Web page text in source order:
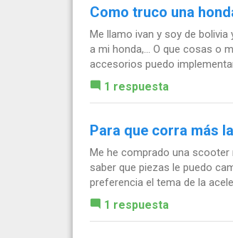
Como truco una
Me llamo ivan y soy de
a mi honda,... O que cosas o
accesorios puedo
1 respuesta
Para que corra más
Me he comprado una scooter
saber que piezas le puedo
preferencia el tema de la
1 respuesta